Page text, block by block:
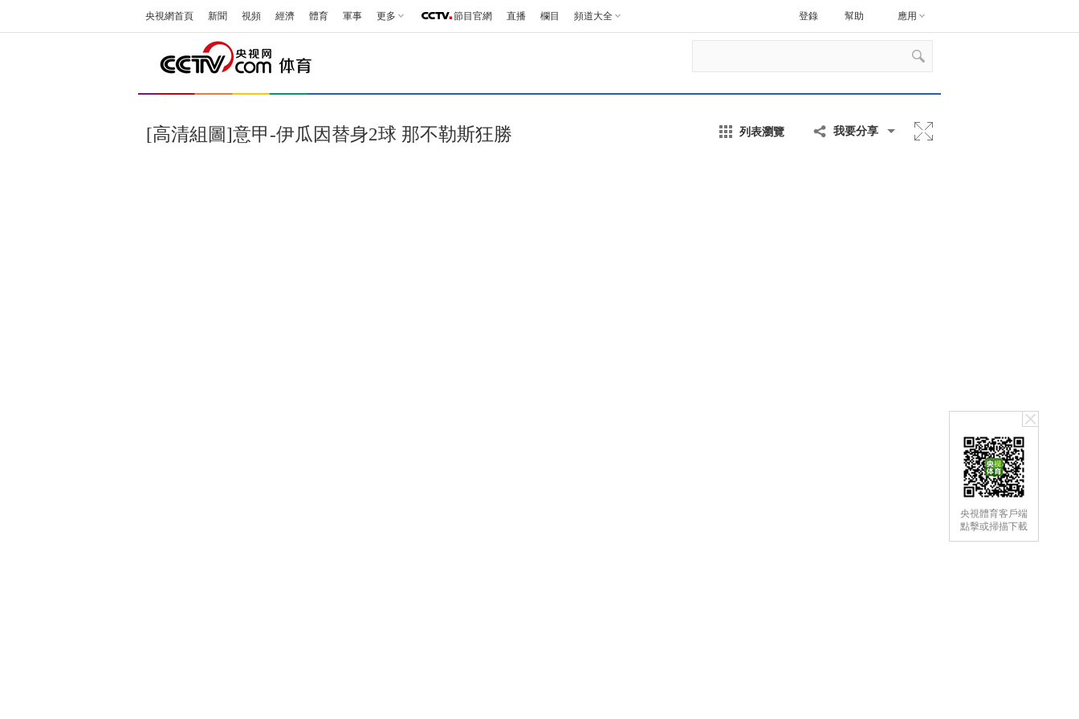
央視體育客戶端
點擊或掃描下載
央視網首頁 新聞 視頻 經濟 體育 軍事 更多 節目官網 直播 欄目 頻道大全 幫助 應用
登錄
[高清組圖]意甲-伊瓜因替身2球 那不勒斯狂勝 列表瀏覽 我要分享